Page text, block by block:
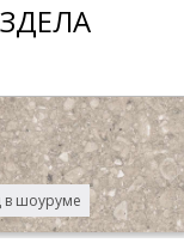
в шоуруме